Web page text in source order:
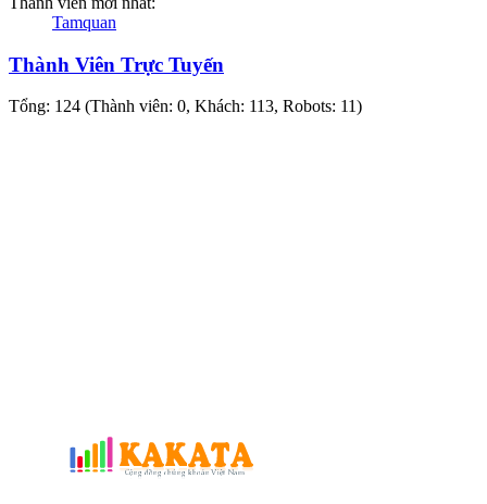
Tamquan
Thành Viên Trực Tuyến
Tổng: 124 (Thành viên: 0, Khách: 113, Robots: 11)